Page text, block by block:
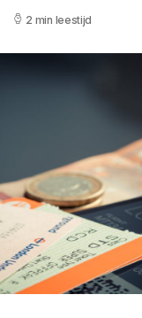
2 min leestijd